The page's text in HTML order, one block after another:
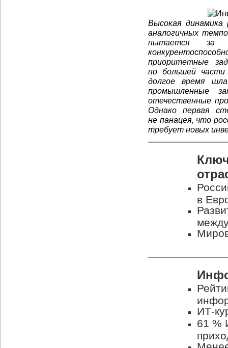
Высокая динамика
аналогичных
пытается за
приоритетные
по большей части
долгое время
промышленные
отечественные
Однако первая
не панацея, что
требует новых
в
ИТ-
61 %